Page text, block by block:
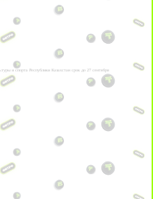
и спорта Республики Казахстан срок до 27 сентября